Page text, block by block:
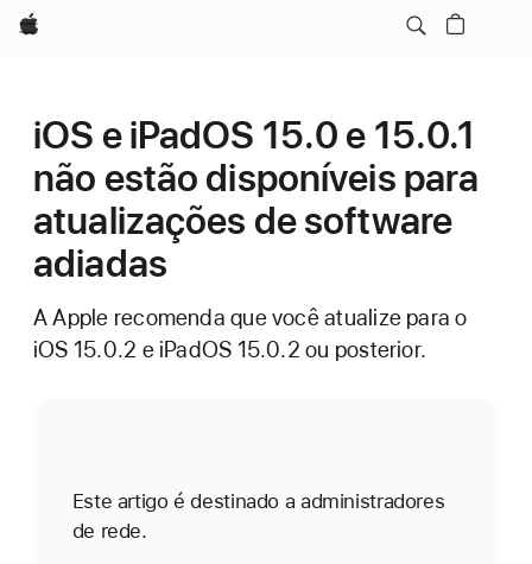
Apple
iOS e iPadOS 15.0 e 15.0.1
não estão disponíveis para
atualizações de software
adiadas
A Apple recomenda que você atualize para o
iOS 15.0.2 e iPadOS 15.0.2 ou posterior.
Este artigo é destinado a administradores
de rede.